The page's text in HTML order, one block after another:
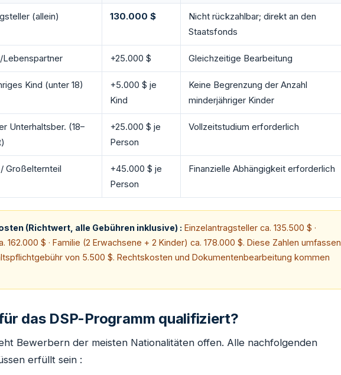
(allein) 130.000 $
Nicht rückzahlbar; direkt an den
Staatsfonds
Lebenspartner +25.000 $ Gleichzeitige Bearbeitung
Kind (unter 18)
+5.000 $ je
Kind
Keine Begrenzung der Anzahl
minderjähriger Kinder
Unterhaltsber. (18–
+25.000 $ je
Person
Vollzeitstudium erforderlich
Großelternteil
+45.000 $ je
Person
Finanzielle Abhängigkeit erforderlich
(Richtwert, alle Gebühren inklusive) : Einzelantragsteller ca. 135.500 $ ·
162.000 $ · Familie (2 Erwachsene + 2 Kinder) ca. 178.000 $. Diese Zahlen umfassen
von 5.500 $. Rechtskosten und Dokumentenbearbeitung kommen
das DSP-Programm qualifiziert?
Bewerbern der meisten Nationalitäten offen. Alle nachfolgenden
erfüllt sein :